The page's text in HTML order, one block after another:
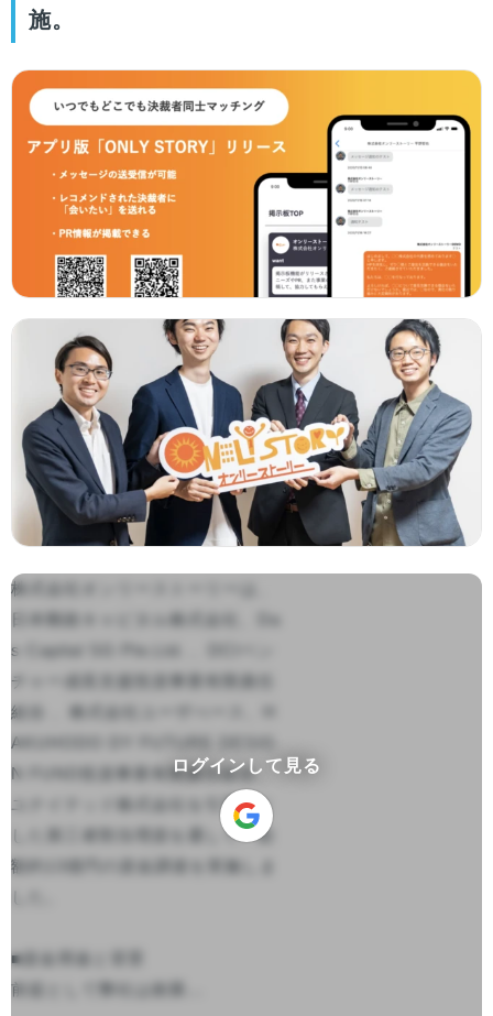
施。
株式会社オンリーストーリーは、
s Capital SG Pte.Ltd. 、DCIベン
チャー成長支援投資事業有限責任
組合 、株式会社ユーザべース、H
AKUHODO DY FUTURE DESIG
N FUND投資事業有限責任組合、
ユナイテッド株式会社を引受先と
した第三者割当増資を通して、総
額約13億円の資金調達を実施しま
した。
■資金用途と背景
前提として弊社は創業...
ログインして見る